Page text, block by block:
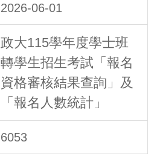
2026-06-01
政大115學年度學士班
轉學生招生考試「報名
資格審核結果查詢」及
「報名人數統計」
6053